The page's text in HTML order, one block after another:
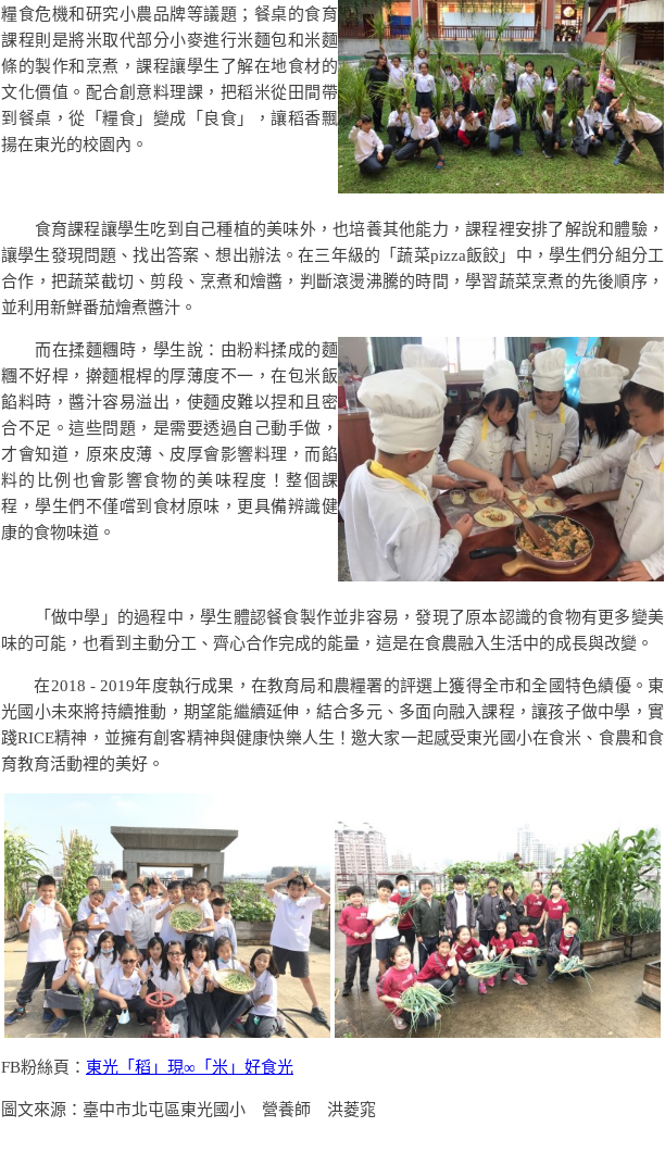
糧食危機和研究小農品牌等議題；餐桌的食育
課程則是將米取代部分小麥進行米麵包和米麵
條的製作和烹煮，課程讓學生了解在地食材的
文化價值。配合創意料理課，把稻米從田間帶
到餐桌，從「糧食」變成「良食」，讓稻香飄
揚在東光的校園內。
食育課程讓學生吃到自己種植的美味外，也培養其他能力，課程裡安排了解說和體驗，
讓學生發現問題、找出答案、想出辦法。在三年級的「蔬菜pizza飯餃」中，學生們分組分工
合作，把蔬菜截切、剪段、烹煮和燴醬，判斷滾燙沸騰的時間，學習蔬菜烹煮的先後順序，
並利用新鮮番茄燴煮醬汁。
而在揉麵糰時，學生說：由粉料揉成的麵
糰不好桿，擀麵棍桿的厚薄度不一，在包米飯
餡料時，醬汁容易溢出，使麵皮難以捏和且密
合不足。這些問題，是需要透過自己動手做，
才會知道，原來皮薄、皮厚會影響料理，而餡
料的比例也會影響食物的美味程度！整個課
程，學生們不僅嚐到食材原味，更具備辨識健
康的食物味道。
「做中學」的過程中，學生體認餐食製作並非容易，發現了原本認識的食物有更多變美
味的可能，也看到主動分工、齊心合作完成的能量，這是在食農融入生活中的成長與改變。
在2018 - 2019年度執行成果，在教育局和農糧署的評選上獲得全市和全國特色績優。東
光國小未來將持續推動，期望能繼續延伸，結合多元、多面向融入課程，讓孩子做中學，實
踐RICE精神，並擁有創客精神與健康快樂人生！邀大家一起感受東光國小在食米、食農和食
育教育活動裡的美好。
FB粉絲頁： 東光「稻」現∞「米」好食光
圖文來源：臺中市北屯區東光國小 營養師 洪菱窕